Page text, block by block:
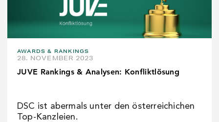
AWARDS & RANKINGS
28. NOVEMBER 2023
JUVE Rankings & Analysen: Konfliktlösung
DSC ist abermals unter den österreichichen
Top-Kanzleien.